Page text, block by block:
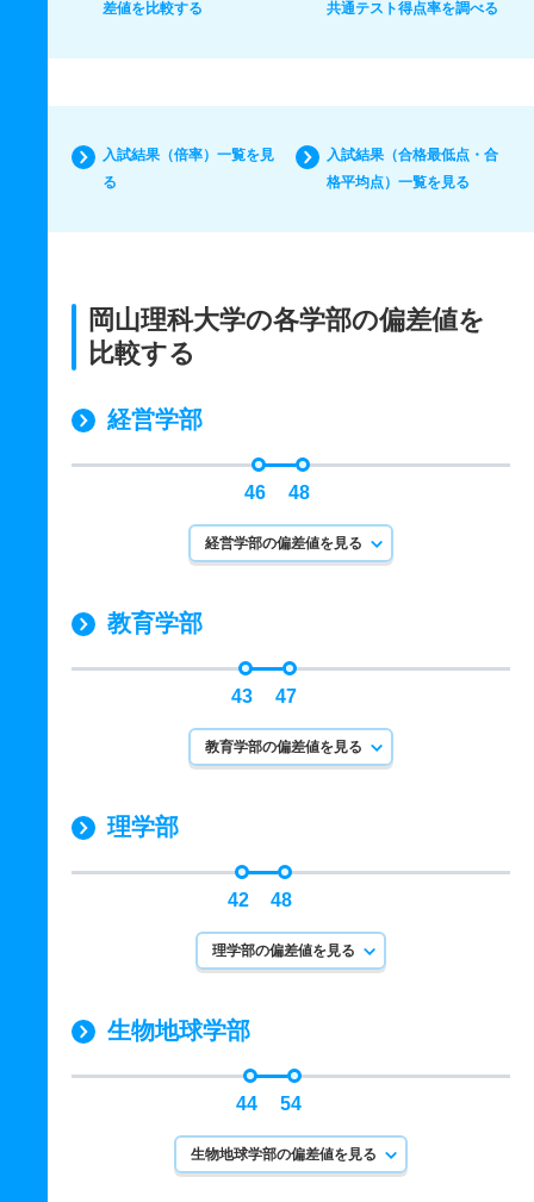
差値を比較する
共通テスト得点率を調べる
入試結果（倍率）一覧を見
る
入試結果（合格最低点・合
格平均点）一覧を見る
岡山理科大学の各学部の偏差値を
比較する
経営学部
46 48
経営学部の偏差値を見る
教育学部
43 47
教育学部の偏差値を見る
理学部
42 48
理学部の偏差値を見る
生物地球学部
44 54
生物地球学部の偏差値を見る